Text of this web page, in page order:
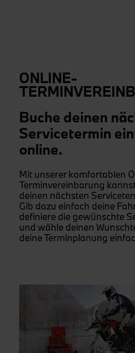
ONLINE-
Buche deinen
Servicetermin
online.
Mit unserer komfortablen
Terminvereinbarung
deinen nächsten
Gib dazu einfach deine
definiere die gewünschte
und wähle deinen
deine Terminplanung